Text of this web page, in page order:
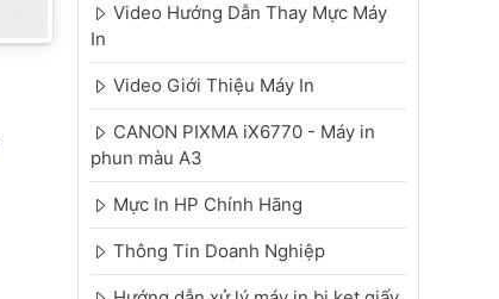
Video Hướng Dẫn Thay Mực Máy
In
Video Giới Thiệu Máy In
CANON PIXMA iX6770 - Máy in
phun màu A3
Mực In HP Chính Hãng
Thông Tin Doanh Nghiệp